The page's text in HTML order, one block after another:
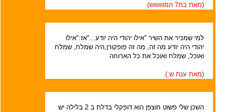
(מאת בת7 המוווווווש )
למי שמכיר את השיר "אילו יהודי היה יודע..."אז:"אילו
יהודי היה יודע מה זה, מה זה פופקורן,היה שמלח, שמלח
ואוכל, שמלח ואוכל את כל הארוחה
(מאת ענת ש. )
השכן שלי פשוט חוצפן הוא דופקלי בדלת ב 2 בלילה יש